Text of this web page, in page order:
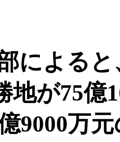
によると
地が75億
9000万